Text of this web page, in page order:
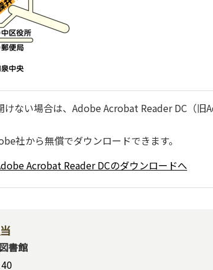
けない場合は、Adobe Acrobat Reader DC（
社から無償でダウンロードできます。
Acrobat Reader DCのダウンロードへ
書館